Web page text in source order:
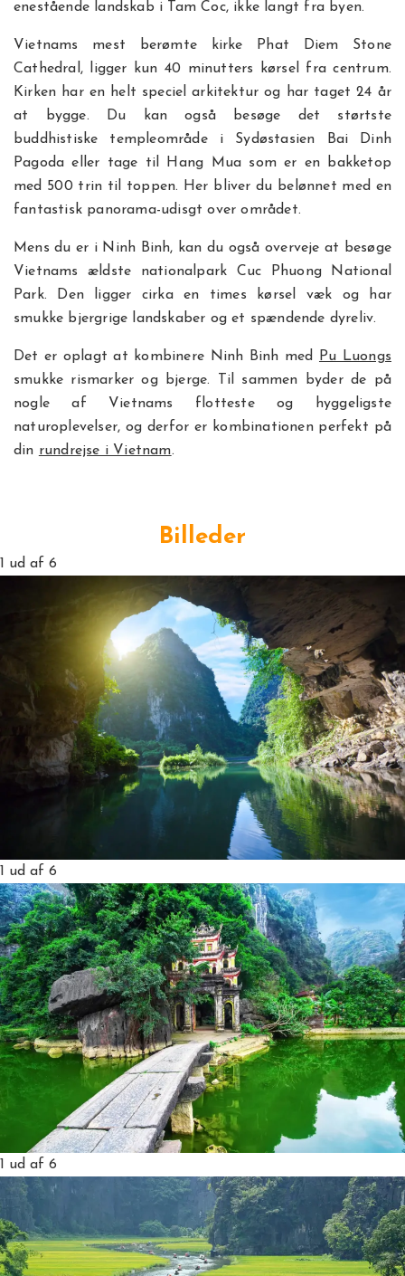
enestående landskab i Tam Coc, ikke langt fra byen.
Vietnams mest berømte kirke Phat Diem Stone
Cathedral, ligger kun 40 minutters kørsel fra centrum.
Kirken har en helt speciel arkitektur og har taget 24 år
at bygge. Du kan også besøge det størtste
buddhistiske templeområde i Sydøstasien Bai Dinh
Pagoda eller tage til Hang Mua som er en bakketop
med 500 trin til toppen. Her bliver du belønnet med en
fantastisk panorama-udisgt over området.
Mens du er i Ninh Binh, kan du også overveje at besøge
Vietnams ældste nationalpark Cuc Phuong National
Park. Den ligger cirka en times kørsel væk og har
smukke bjergrige landskaber og et spændende dyreliv.
Det er oplagt at kombinere Ninh Binh med
Pu Luongs
smukke rismarker og bjerge. Til sammen byder de på
nogle af Vietnams flotteste og hyggeligste
naturoplevelser, og derfor er kombinationen perfekt på
din rundrejse i Vietnam.
Billeder
1 ud af 6
1 ud af 6
1 ud af 6